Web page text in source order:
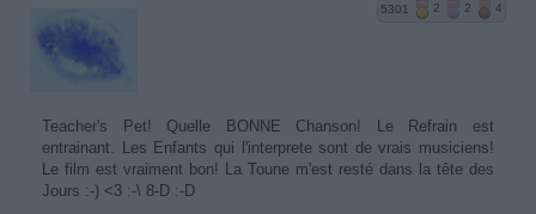
5301 2 2 4
Teacher's Pet! Quelle BONNE Chanson! Le Refrain est
entrainant. Les Enfants qui l'interprete sont de vrais musiciens!
Le film est vraiment bon! La Toune m'est resté dans la tête des
Jours :-) <3 :-\ 8-D :-D